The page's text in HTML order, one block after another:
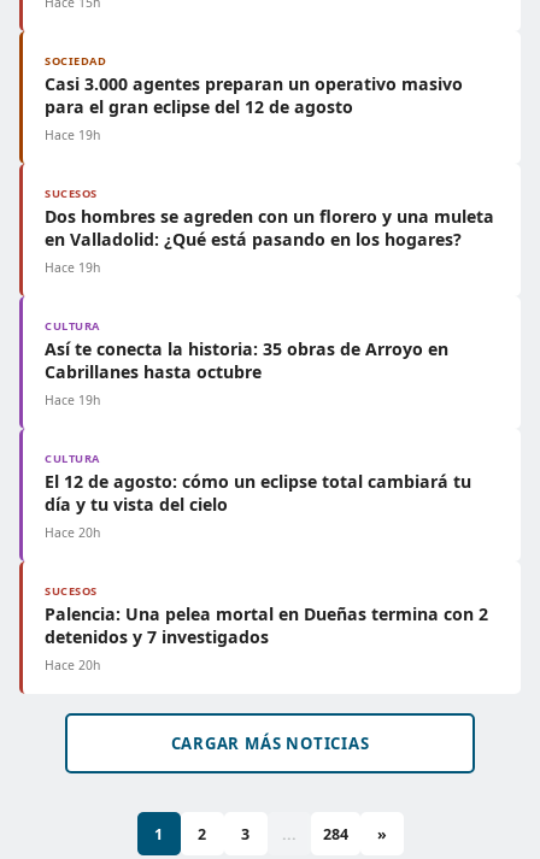
SOCIEDAD
Casi 3.000 agentes preparan un operativo masivo
para el gran eclipse del 12 de agosto
Hace 19h
SUCESOS
Dos hombres se agreden con un florero y una muleta
en Valladolid: ¿Qué está pasando en los hogares?
Hace 19h
CULTURA
Así te conecta la historia: 35 obras de Arroyo en
Cabrillanes hasta octubre
Hace 19h
CULTURA
El 12 de agosto: cómo un eclipse total cambiará tu
día y tu vista del cielo
Hace 20h
SUCESOS
Palencia: Una pelea mortal en Dueñas termina con 2
detenidos y 7 investigados
Hace 20h
CARGAR MÁS NOTICIAS
1 2 3 ... 284 »